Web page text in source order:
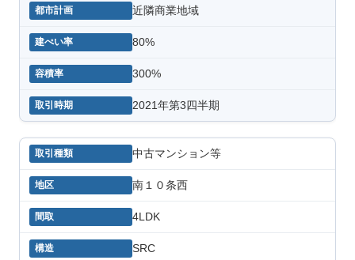
近隣商業地域
80%
300%
2021年第3四半期
中古マンション等
南１０条西
4LDK
SRC